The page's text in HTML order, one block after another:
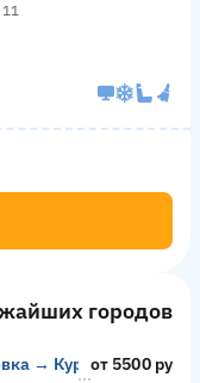
11
городов
→ Курскот 5500 руб